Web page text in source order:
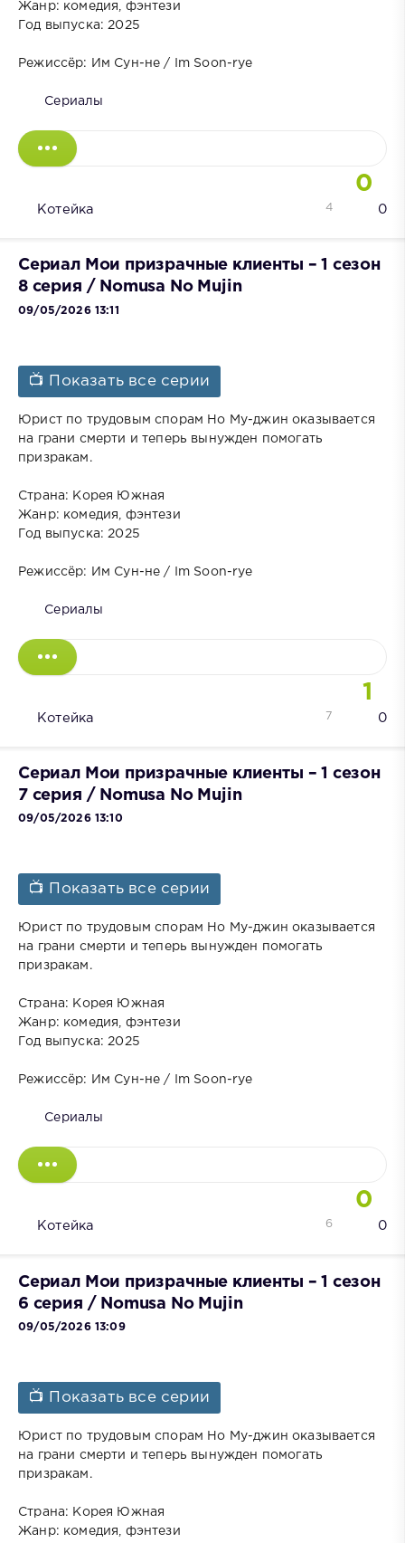
Жанр: комедия, фэнтези
Год выпуска: 2025
Режиссёр: Им Сун-не / Im Soon-rye
Сериалы
0
Котейка 0
4
Сериал Мои призрачные клиенты – 1 сезон
8 серия / Nomusa No Mujin
09/05/2026 13:11
📺 Показать все серии
Юрист по трудовым спорам Но Му-джин оказывается
на грани смерти и теперь вынужден помогать
призракам.
Страна: Корея Южная
Жанр: комедия, фэнтези
Год выпуска: 2025
Режиссёр: Им Сун-не / Im Soon-rye
Сериалы
1
Котейка 0
7
Сериал Мои призрачные клиенты – 1 сезон
7 серия / Nomusa No Mujin
09/05/2026 13:10
📺 Показать все серии
Юрист по трудовым спорам Но Му-джин оказывается
на грани смерти и теперь вынужден помогать
призракам.
Страна: Корея Южная
Жанр: комедия, фэнтези
Год выпуска: 2025
Режиссёр: Им Сун-не / Im Soon-rye
Сериалы
0
Котейка 0
6
Сериал Мои призрачные клиенты – 1 сезон
6 серия / Nomusa No Mujin
09/05/2026 13:09
📺 Показать все серии
Юрист по трудовым спорам Но Му-джин оказывается
на грани смерти и теперь вынужден помогать
призракам.
Страна: Корея Южная
Жанр: комедия, фэнтези